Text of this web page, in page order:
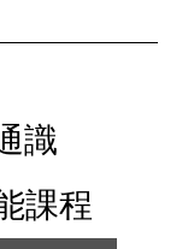
識
課程